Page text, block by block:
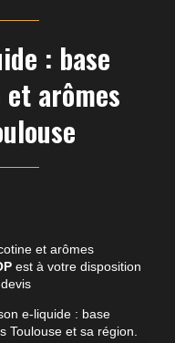
: base
arômes
et arômes
est à votre disposition
e-liquide : base
Toulouse et sa région.